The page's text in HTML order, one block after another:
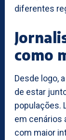
diferentes
como
Desde logo,
de estar
populações.
em cenários
com maior